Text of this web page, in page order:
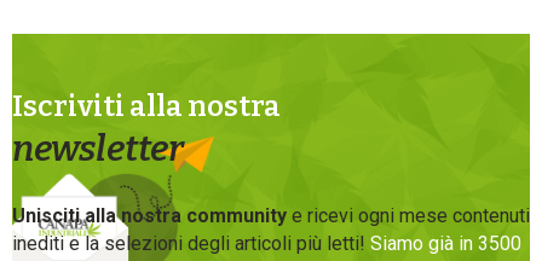
Iscriviti alla nostra
newsletter
Unisciti alla nostra community e ricevi ogni mese contenuti
inediti e la selezioni degli articoli più letti! Siamo già in 3500